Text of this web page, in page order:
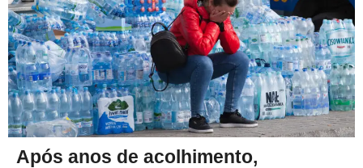
Após anos de acolhimento,